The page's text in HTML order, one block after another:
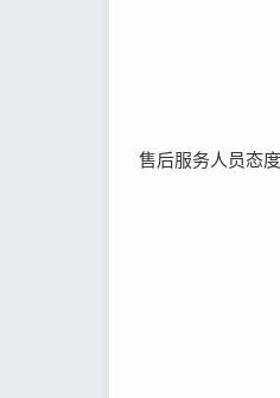
售后服务人员态